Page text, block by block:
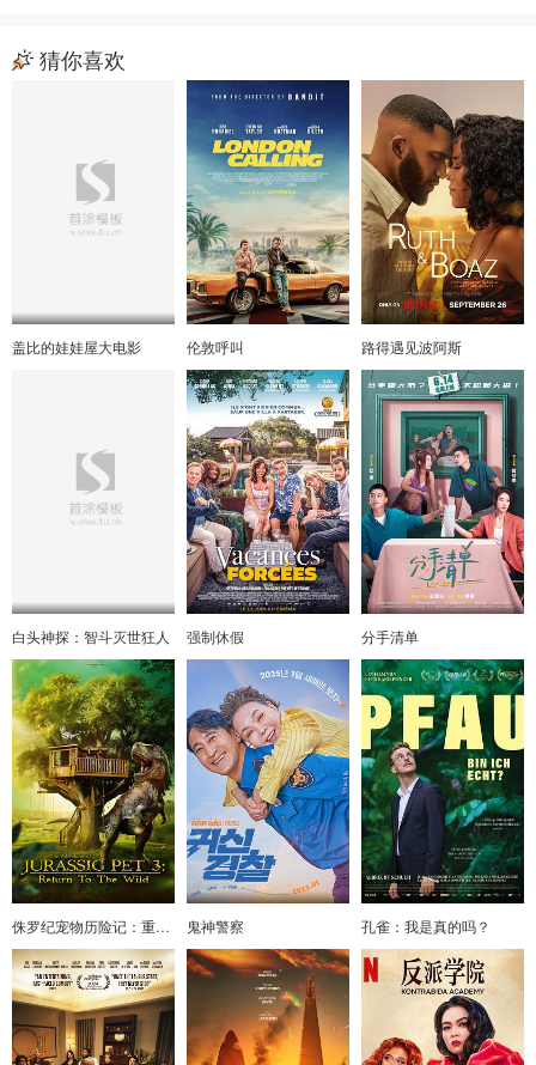
猜你喜欢
盖比的娃娃屋大电影 伦敦呼叫 路得遇见波阿斯
白头神探：智斗灭世狂人 强制休假 分手清单
侏罗纪宠物历险记：重返野外 鬼神警察 孔雀：我是真的吗？